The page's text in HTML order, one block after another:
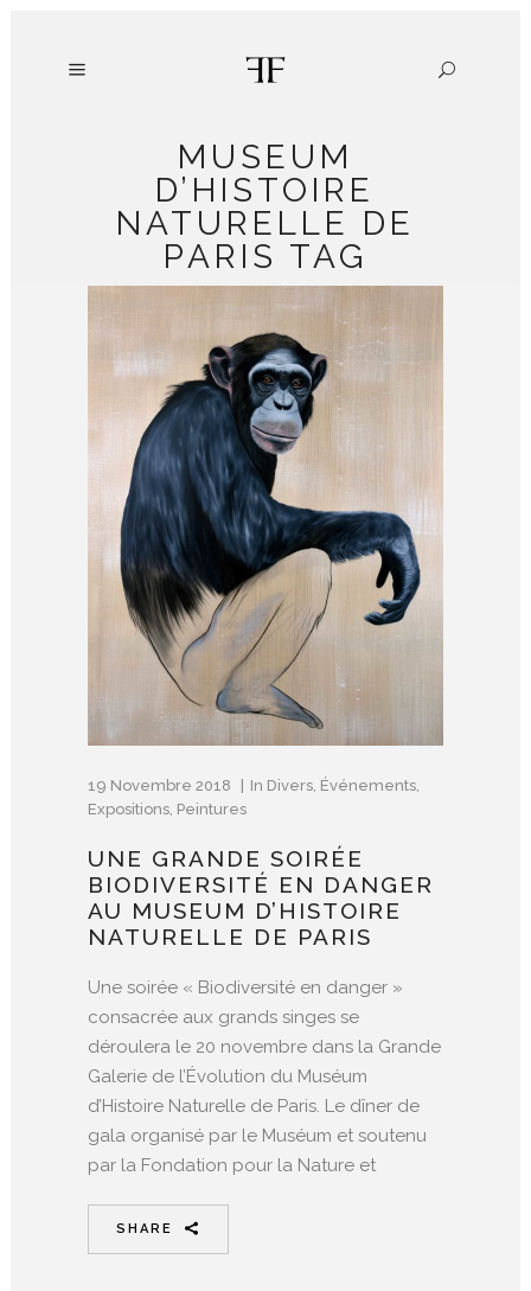
MUSEUM
D’HISTOIRE
NATURELLE DE
PARIS TAG
19 Novembre 2018 In Divers Événements
Expositions Peintures
UNE GRANDE SOIRÉE
BIODIVERSITÉ EN DANGER
AU MUSEUM D’HISTOIRE
NATURELLE DE PARIS
Une soirée « Biodiversité en danger »
consacrée aux grands singes se
déroulera le 20 novembre dans la Grande
Galerie de l’Évolution du Muséum
d’Histoire Naturelle de Paris. Le dîner de
gala organisé par le Muséum et soutenu
par la Fondation pour la Nature et
SHARE